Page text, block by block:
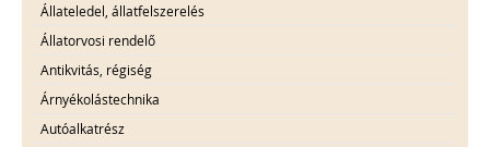
Állateledel, állatfelszerelés
Állatorvosi rendelő
Antikvitás, régiség
Árnyékolástechnika
Autóalkatrész